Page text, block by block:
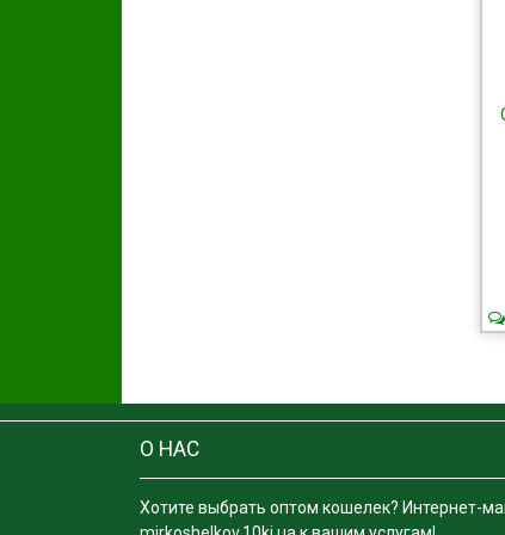
О НАС
Хотите выбрать оптом кошелек? Интернет-